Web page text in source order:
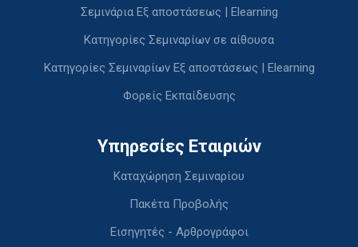
Σεμινάρια Εξ αποστάσεως | Elearning
Κατηγορίες Σεμιναρίων σε αίθουσα
Κατηγορίες Σεμιναρίων Εξ αποστάσεως | Elearning
Φορείς Εκπαίδευσης
Υπηρεσίες Εταιριών
Καταχώρηση Σεμιναρίου
Πακέτα Προβολής
Εισηγητές - Αρθρογράφοι